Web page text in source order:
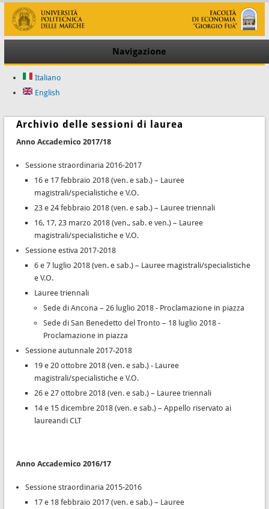
Navigazione
Italiano
English
Archivio delle sessioni di laurea
Anno Accademico 2017/18
Sessione straordinaria 2016-2017
16 e 17 febbraio 2018 (ven. e sab.) – Lauree
magistrali/specialistiche e V.O.
23 e 24 febbraio 2018 (ven. e sab.) – Lauree triennali
16, 17, 23 marzo 2018 (ven., sab. e ven.) – Lauree
magistrali/specialistiche e V.O.
Sessione estiva 2017-2018
6 e 7 luglio 2018 (ven. e sab.) – Lauree magistrali/specialistiche
e V.O.
Lauree triennali
Sede di Ancona – 26 luglio 2018 - Proclamazione in piazza
Sede di San Benedetto del Tronto – 18 luglio 2018 -
Proclamazione in piazza
Sessione autunnale 2017-2018
19 e 20 ottobre 2018 (ven. e sab.) - Lauree
magistrali/specialistiche e V.O.
26 e 27 ottobre 2018 (ven. e sab.) – Lauree triennali
14 e 15 dicembre 2018 (ven. e sab.) – Appello riservato ai
laureandi CLT
Anno Accademico 2016/17
Sessione straordinaria 2015-2016
17 e 18 febbraio 2017 (ven. e sab.) – Lauree